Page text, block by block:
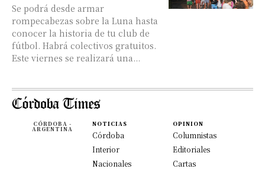
Se podrá desde armar
rompecabezas sobre la Luna hasta
conocer la historia de tu club de
fútbol. Habrá colectivos gratuitos.
Este viernes se realizará una...
CÓRDOBA -
ARGENTINA
NOTICIAS
Córdoba
Interior
Nacionales
OPINION
Columnistas
Editoriales
Cartas